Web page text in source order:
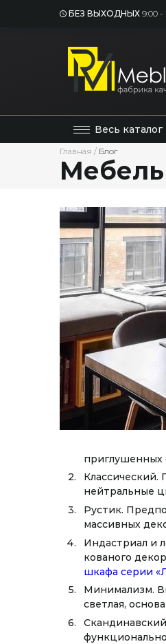
БЕЗ ВЫХОДНЫХ 9:00 -
Весь каталог
Главная / Блог
приглушенных
нейтральные
Рустик.
массивных
Индастриал и
кованого
шкафа серии
Минимализм.
светлая,